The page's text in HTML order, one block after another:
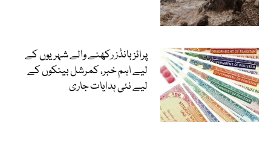
پرائز بانڈز رکھنے والے شہریوں کے
لیے اہم خبر، کمرشل بینکوں کے
لیے نئی ہدایات جاری